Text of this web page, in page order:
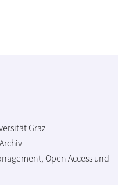
Graz
Open Access und